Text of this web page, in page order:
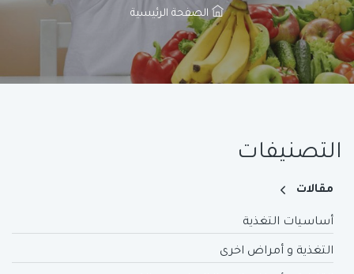
الصفحة الرئيسية
التصنيفات
مقالات
أساسيات التغذية
التغذية و أمراض اخرى